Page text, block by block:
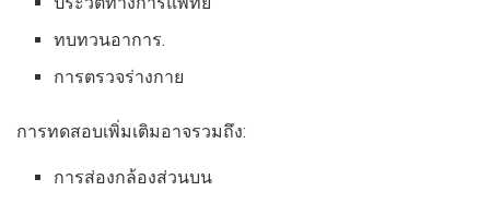
ทบทวนอาการ.
การตรวจร่างกาย
การทดสอบเพิ่มเติมอาจรวมถึง:
การส่องกล้องส่วนบน